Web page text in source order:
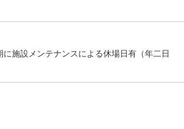
に施設メンテナンスによる休場日有（年二日